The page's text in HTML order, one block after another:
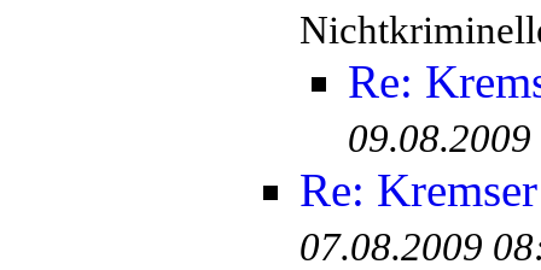
Re:
Re:
07.08.2009